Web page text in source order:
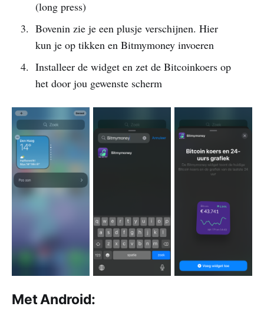
(long press)
Bovenin zie je een plusje verschijnen. Hier
kun je op tikken en Bitmymoney invoeren
Installeer de widget en zet de Bitcoinkoers op
het door jou gewenste scherm
Met Android: